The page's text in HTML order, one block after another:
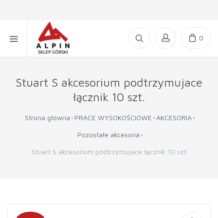
0
Stuart S akcesorium podtrzymujace
łącznik 10 szt.
Strona główna PRACE WYSOKOŚCIOWE AKCESORIA
Pozostałe akcesoria
Stuart S akcesorium podtrzymujace łącznik 10 szt.